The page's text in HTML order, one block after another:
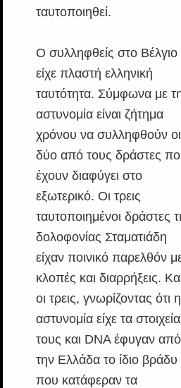
ταυτοποιηθεί.
Ο συλληφθείς στο Βέλγιο
είχε πλαστή ελληνική
ταυτότητα. Σύμφωνα με
αστυνομία είναι ζήτημα
χρόνου να συλληφθούν οι
δύο από τους δράστες
έχουν διαφύγει στο
εξωτερικό. Οι τρεις
ταυτοποιημένοι δράστες
δολοφονίας Σταματιάδη
είχαν ποινικό παρελθόν
κλοπές και διαρρήξεις.
οι τρεις, γνωρίζοντας ότι η
αστυνομία είχε τα στοιχεία
τους και DNA έφυγαν από
την Ελλάδα το ίδιο βράδυ
που κατάφεραν τα